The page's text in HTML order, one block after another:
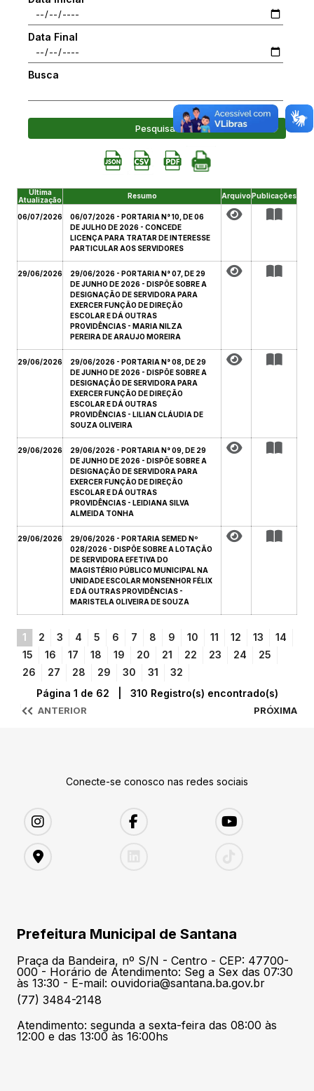
Data Final
Busca
Pesquisar
Última
Atualização
Resumo ArquivoPublicações
06/07/2026
06/07/2026 - PORTARIA N° 10, DE 06
DE JULHO DE 2026 - CONCEDE
LICENÇA PARA TRATAR DE INTERESSE
PARTICULAR AOS SERVIDORES
29/06/2026
29/06/2026 - PORTARIA N° 07, DE 29
DE JUNHO DE 2026 - DISPÕE SOBRE A
DESIGNAÇÃO DE SERVIDORA PARA
EXERCER FUNÇÃO DE DIREÇÃO
ESCOLAR E DÁ OUTRAS
PROVIDÊNCIAS - MARIA NILZA
PEREIRA DE ARAUJO MOREIRA
29/06/2026
29/06/2026 - PORTARIA N° 08, DE 29
DE JUNHO DE 2026 - DISPÕE SOBRE A
DESIGNAÇÃO DE SERVIDORA PARA
EXERCER FUNÇÃO DE DIREÇÃO
ESCOLAR E DÁ OUTRAS
PROVIDÊNCIAS - LILIAN CLÁUDIA DE
SOUZA OLIVEIRA
29/06/2026
29/06/2026 - PORTARIA N° 09, DE 29
DE JUNHO DE 2026 - DISPÕE SOBRE A
DESIGNAÇÃO DE SERVIDORA PARA
EXERCER FUNÇÃO DE DIREÇÃO
ESCOLAR E DÁ OUTRAS
PROVIDÊNCIAS - LEIDIANA SILVA
ALMEIDA TONHA
29/06/2026
29/06/2026 - PORTARIA SEMED Nº
028/2026 - DISPÕE SOBRE A LOTAÇÃO
DE SERVIDORA EFETIVA DO
MAGISTÉRIO PÚBLICO MUNICIPAL NA
UNIDADE ESCOLAR MONSENHOR FÉLIX
E DÁ OUTRAS PROVIDÊNCIAS -
MARISTELA OLIVEIRA DE SOUZA
1 2 3 4 5 6 7 8 9 10 11 12 13
14
15
16 17 18 19 20 21 22 23 24
25
26
27 28 29 30 31 32
ANTERIOR
Página 1 de 62 | 310 Registro(s) encontrado(s)
PRÓXIMA
Conecte-se conosco nas redes sociais
Prefeitura Municipal de Santana
Praça da Bandeira, nº S/N - Centro - CEP: 47700-
000 - Horário de Atendimento: Seg a Sex das 07:30
às 13:30 - E-mail: ouvidoria@santana.ba.gov.br
(77) 3484-2148
Atendimento: segunda a sexta-feira das 08:00 às
12:00 e das 13:00 às 16:00hs